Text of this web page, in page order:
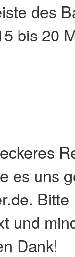
des
bis 20
es uns
und
Dank!